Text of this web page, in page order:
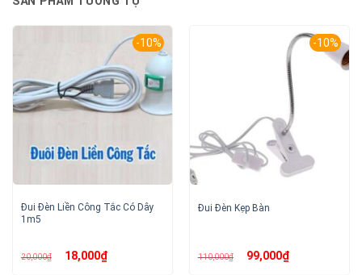
-10%
Đui Đèn Liền Công Tắc Có Dây
1m5
20,000₫ Giá
gốc18,000₫Giá
-10%
Đui Đèn Kẹp Bàn
110,000₫ Giá
gốc99,000₫Giá